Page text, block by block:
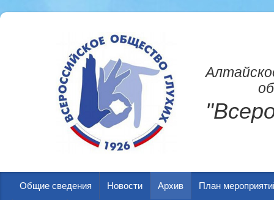
Общие сведения Новости Архив План